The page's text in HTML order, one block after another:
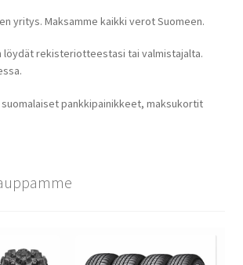
yritys. Maksamme kaikki verot Suomeen.
löydät rekisteriotteestasi tai valmistajalta.
pankkipainikkeet, maksukortit